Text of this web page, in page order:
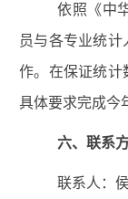
依照《中
员与各专业统
作。 在保证统计
具体要求完成今
六、 联系
联系人：